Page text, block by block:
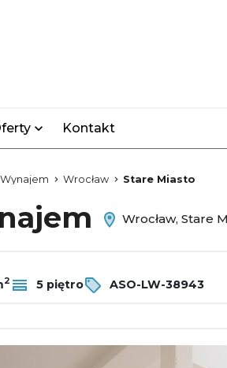
Kontakt
Wynajem Wrocław Stare Miasto
Wrocław, Stare
2 5 piętro ASO-LW-38943